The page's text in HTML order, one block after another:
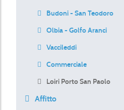
Budoni - San Teodoro
Olbia - Golfo Aranci
Vaccileddi
Commerciale
Loiri Porto San Paolo
Affitto